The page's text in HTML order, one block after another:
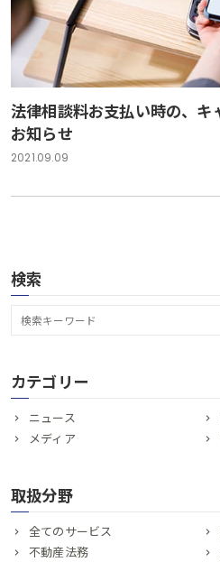
法律相談料お支払い時の、キ
お知らせ
2021.09.09
検索
カテゴリー
ニュース
メディア
取扱分野
全てのサービス
不動産法務